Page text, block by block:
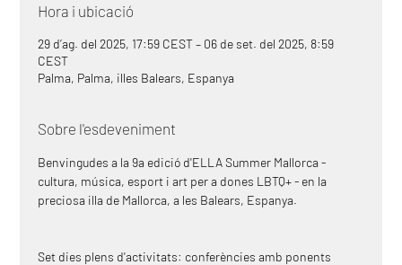
Hora i ubicació
29 d’ag. del 2025, 17:59 CEST – 06 de set. del 2025, 8:59
CEST
Palma, Palma, illes Balears, Espanya
Sobre l'esdeveniment
Benvingudes a la 9a edició d'ELLA Summer Mallorca -
cultura, música, esport i art per a dones LBTQ+ - en la
preciosa illa de Mallorca, a les Balears, Espanya.
Set dies plens d'activitats: conferències amb ponents